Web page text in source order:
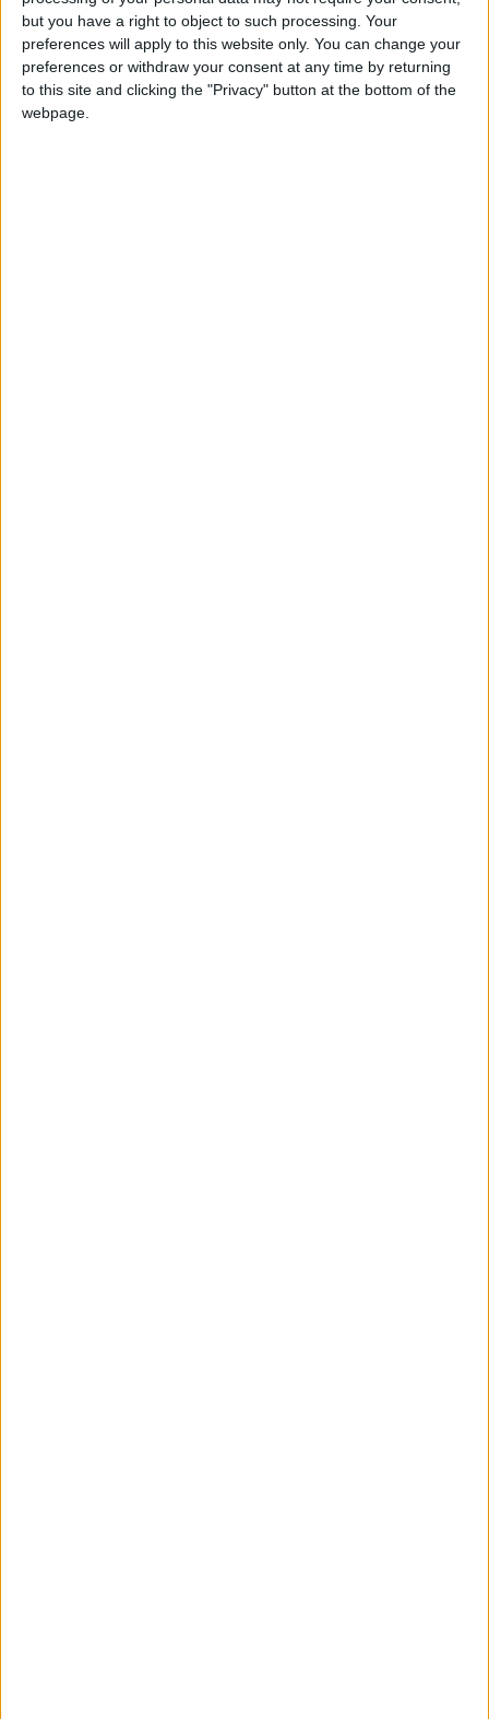
but you have a right to object to such processing. Your
preferences will apply to this website only. You can change your
preferences or withdraw your consent at any time by returning
to this site and clicking the "Privacy" button at the bottom of the
webpage.
insieme!44 e 47 anni…ovvero al limite per una
pazzia! Molti ci invidiano il coraggio e la bravura
nonostante ci riempiano di paure ma noi siamo
andati avanti decisi: il sogno si è realizzato per